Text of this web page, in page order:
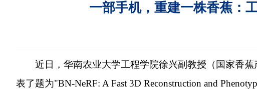
一部手机，重建一株香蕉：
近日，华南农业大学工程学院徐兴副教授（国家香
表了题为"BN-NeRF: A Fast 3D Reconstruction and